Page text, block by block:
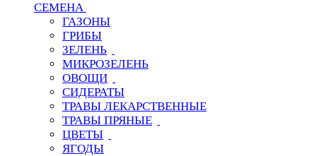
СЕМЕНА
ГАЗОНЫ
ГРИБЫ
ЗЕЛЕНЬ
МИКРОЗЕЛЕНЬ
ОВОЩИ
СИДЕРАТЫ
ТРАВЫ ЛЕКАРСТВЕННЫЕ
ТРАВЫ ПРЯНЫЕ
ЦВЕТЫ
ЯГОДЫ